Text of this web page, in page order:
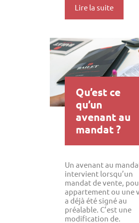
Lire la suite
Qu’est ce
qu’un
avenant au
mandat ?
Un avenant au
intervient lorsqu’un
mandat de vente,
appartement ou une
a déjà été signé au
préalable. C’est une
modification de.